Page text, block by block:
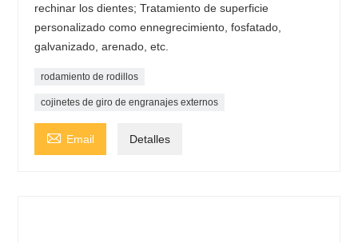
rechinar los dientes; Tratamiento de superficie
personalizado como ennegrecimiento, fosfatado,
galvanizado, arenado, etc.
rodamiento de rodillos
cojinetes de giro de engranajes externos
 Email Detalles